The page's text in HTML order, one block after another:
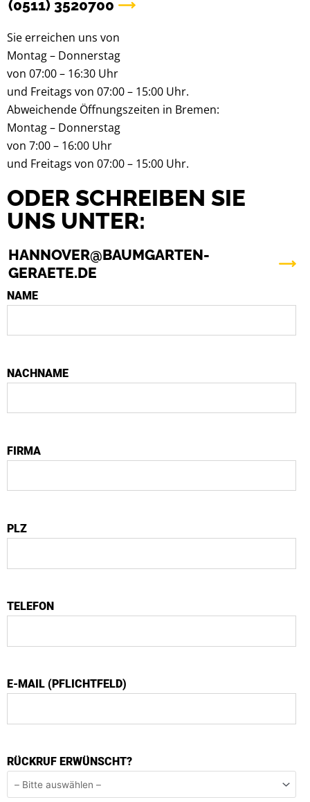
(0511) 3520700
Sie erreichen uns von
Montag – Donnerstag
von 07:00 – 16:30 Uhr
und Freitags von 07:00 – 15:00 Uhr.
Abweichende Öffnungszeiten in Bremen:
Montag – Donnerstag
von 7:00 – 16:00 Uhr
und Freitags von 07:00 – 15:00 Uhr.
ODER SCHREIBEN SIE
UNS UNTER:
HANNOVER@BAUMGARTEN-
GERAETE.DE
NAME
NACHNAME
FIRMA
PLZ
TELEFON
E-MAIL (PFLICHTFELD)
RÜCKRUF ERWÜNSCHT?